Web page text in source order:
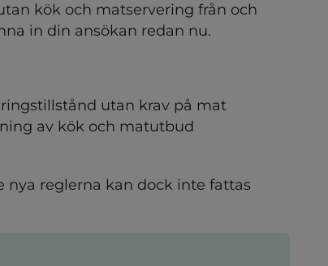
kök och matservering från och
in din ansökan redan nu.
utan krav på mat
av kök och matutbud
reglerna kan dock inte fattas